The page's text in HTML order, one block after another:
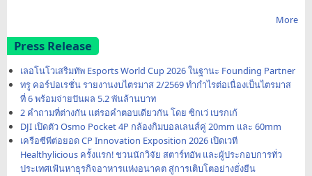
More
Press Release
เลอโนโวเสริมทัพ Esports World Cup 2026 ในฐานะ Founding Partner
ทรู คอร์ปอเรชั่น รายงานงบไตรมาส 2/2569 ทำกำไรต่อเนื่องเป็นไตรมาส
ที่ 6 พร้อมจ่ายปันผล 5.2 พันล้านบาท
2 คำถามที่ต่างกัน แต่รอคำตอบเดียวกัน โดย ซิกเว่ เบรกเก้
DJI เปิดตัว Osmo Pocket 4P กล้องกิมบอลเลนส์คู่ 20mm และ 60mm
เครือซีพีต่อยอด CP Innovation Exposition 2026 เปิดเวที
Healthylicious ครั้งแรก! ชวนนักวิจัย สตาร์ทอัพ และผู้ประกอบการทั่ว
ประเทศเฟ้นหาธุรกิจอาหารแห่งอนาคต สู่การเติบโตอย่างยั่งยืน